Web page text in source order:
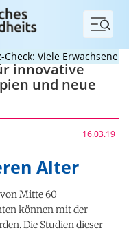
Menü
Viele Erwachsene
innovative
und neue
16.03.19
Alter
Mitte 60
können mit der
Die Studien dieser